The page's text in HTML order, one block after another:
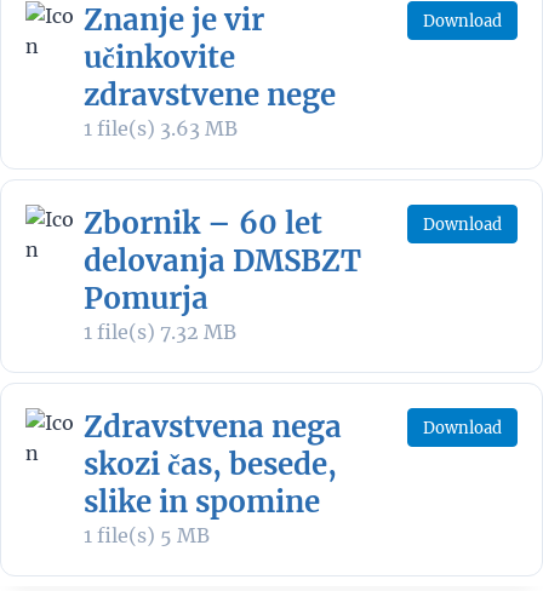
Znanje je vir
učinkovite
zdravstvene nege
1 file(s) 3.63 MB
Download
Zbornik – 60 let
delovanja DMSBZT
Pomurja
1 file(s) 7.32 MB
Download
Zdravstvena nega
skozi čas, besede,
slike in spomine
1 file(s) 5 MB
Download